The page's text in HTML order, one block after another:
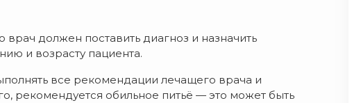
должен поставить диагноз и назначить
и возрасту пациента.
все рекомендации лечащего врача и
рекомендуется обильное питьё — это может быть